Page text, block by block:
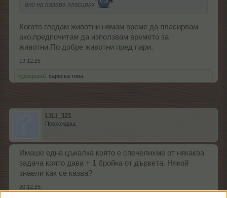
ако на пазара пласирах .
Когато гледам животни нямам време да пласирвам
ако,предпочитам да използвам времето за
животни.По добре животни пред пари.
19.12.25
лудакрава1 харесва това.
LILI_321
Прохождащ
Имаше една цъкалка която е спечелихме от някаква
задача която дава + 1 бройка от дървета. Някой
знаели как се казва?
20.12.25